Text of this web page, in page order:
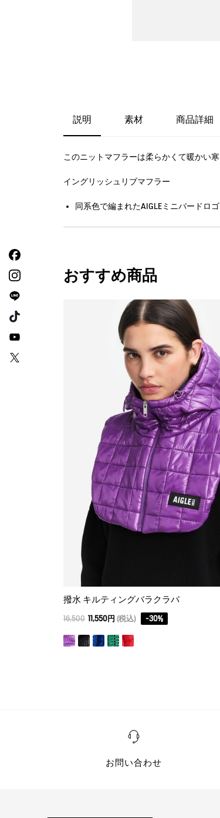
説明 素材 商品詳細
このニットマフラーは柔らかくて暖かい
イングリッシュリブマフラー
同系色で編まれたAIGLEミニバードロゴ
おすすめ商品
撥水 キルティングバラクラバ
16,500 11,550円 (税込) -30%
お問い合わせ